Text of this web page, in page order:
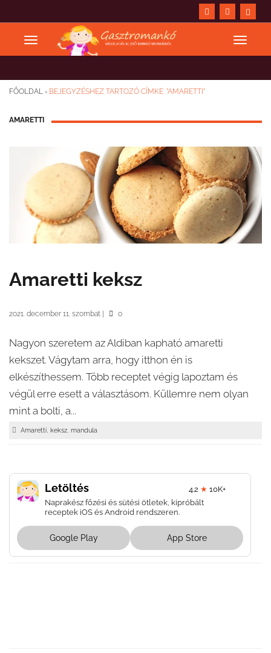
FŐOLDAL › BEJEGYZÉSHEZ TARTOZÓ CÍMKE: "AMARETTI"
AMARETTI
Amaretti keksz
2021. december 11. szombat 0
Nagyon szeretem az Aldiban kapható amaretti
kekszet. Vágytam arra, hogy itthon én is
elkészíthessem. Több receptet végig lapoztam és
végül erre esett a választásom. Küllemre nem olyan
mint a bolti, a...
Amaretti, keksz, mandula
Letöltés 4.2 ★ 10K+
Naprakész főzési és sütési ötletek, kipróbált
receptek iOS és Android rendszeren.
Google Play App Store